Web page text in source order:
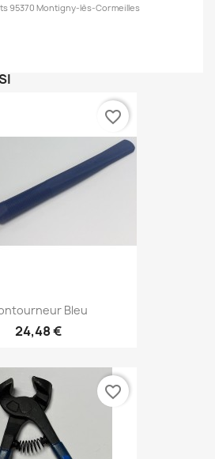
95370 Montigny-lès-Cormeilles
Bleu
24,48 €
favorite_border
favorite_border